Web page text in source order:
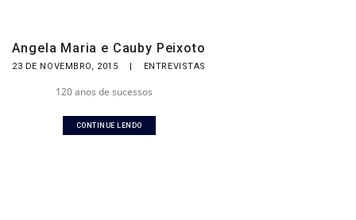
Angela Maria e Cauby Peixoto
23 DE NOVEMBRO, 2015 | ENTREVISTAS
120 anos de sucessos
CONTINUE LENDO